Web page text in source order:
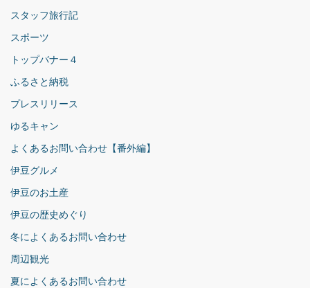
スタッフ旅行記
スポーツ
トップバナー４
ふるさと納税
プレスリリース
ゆるキャン
よくあるお問い合わせ【番外編】
伊豆グルメ
伊豆のお土産
伊豆の歴史めぐり
冬によくあるお問い合わせ
周辺観光
夏によくあるお問い合わせ